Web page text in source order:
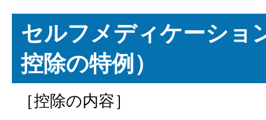
セルフメディケーショ
控除の特例）
［控除の内容］